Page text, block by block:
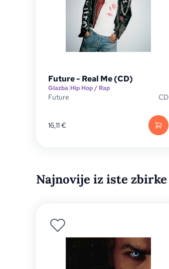
Future - Real Me (CD)
Glazba|Hip Hop / Rap
Future CD
16,11€
Najnovije iz iste zbirke